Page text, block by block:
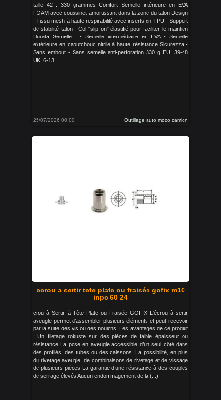
taille 42 : 330 grammes Comfort Semelle intérieure en EVA
FOAM avec coussinet amortissant dans la zone du talon Design
- Tissu mesh à haute respirabilité avec inserts en TPU - Support
de stabilité talon - Col "slip on" élastifié pour faciliter le maintien
Durata Semelle : - Semelle intermédiaire en EVA - Semelle
extérieure en caoutchouc nitrile à haute résistance Sicurezza -
Sans embout - Sans semelle anti-perforation 330 g EU: 39-48
UK: 6-13
25/07/2026 00:00 Outillage auto moco camion
ecrou a sertir tete plate ou fraisée gofix m10
inpc 60 24
crou à Sertir à Tête Plate ou Fraisée GOFIX L'écrou à sertir
aveugle permet d’assembler plusieurs éléments et peut recevoir
par la suite des vis ou des boulons. Les avantages de ce produit
: Un filetage robuste sur des pièces de faible épaisseur ou
résistance La pose en aveugle accessible d’un seul côté dans
des profilés, des tubes ou des caissons. La possibilité, en plus
du rivetage aveugle, de combinaisons de rivetage et de vissage
de plusieurs pièces La garantie d’une résistance à des couples
de serrage élevés Aucun endommagement de la (...)